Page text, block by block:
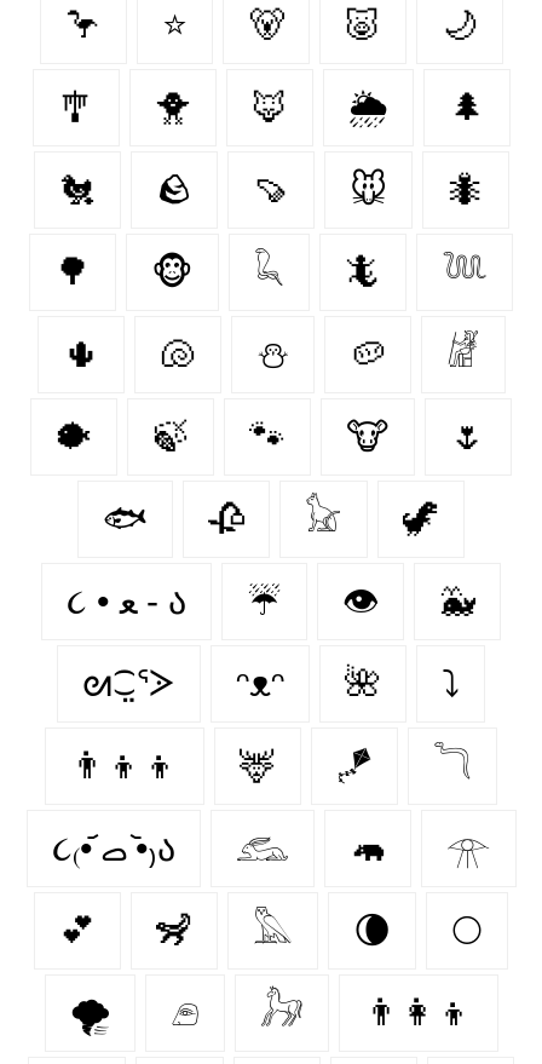
🦩 ⭐ 🐻‍ 🐷 🌙
🎐 🐥 🦊 🌦️ 🌲
🐔 🪨 🍠 🐭 🐜
🌳 🐵 𓆗 🦎 𓆙
🌵 🐚 ⛄ 🥔 𓁈
🐡 🍃 🐾 🐮 🌷
🐟 🥀 𓃠 🦖
૮ • ﻌ - ა⁩ ☔ 👁️ 🐳
ᘛ⁐̤ᕐᐷ ᵔᴥᵔ 🌺 ⤵
👨‍👦‍👦 🦌 🪁 𓆓
૮₍•᷄ ࡇ •᷅₎ა 𓃹 🦛 𓁿
💕 🦨 𓅓 🌘 🌕
🌪️ 𓂉 𓃗 👨‍👩‍👦